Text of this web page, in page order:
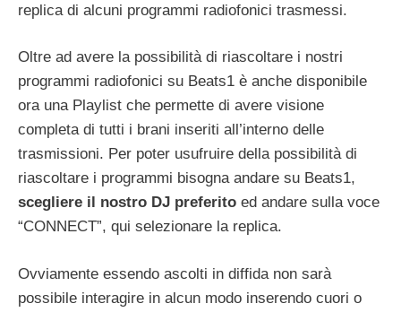
replica di alcuni programmi radiofonici trasmessi.
Oltre ad avere la possibilità di riascoltare i nostri
programmi radiofonici su Beats1 è anche disponibile
ora una Playlist che permette di avere visione
completa di tutti i brani inseriti all’interno delle
trasmissioni. Per poter usufruire della possibilità di
riascoltare i programmi bisogna andare su Beats1,
scegliere il nostro DJ preferito ed andare sulla voce
“CONNECT”, qui selezionare la replica.
Ovviamente essendo ascolti in diffida non sarà
possibile interagire in alcun modo inserendo cuori o